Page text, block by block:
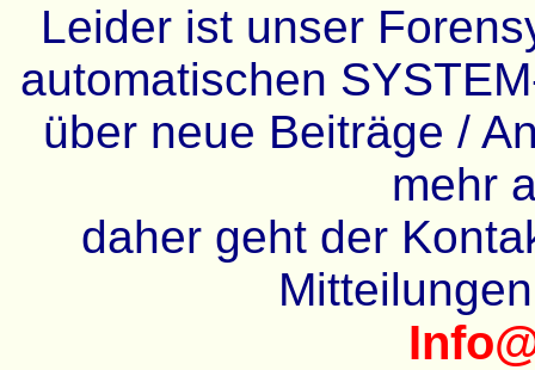
Leider ist unser
automatischen
über neue Beiträge /
mehr
daher geht der